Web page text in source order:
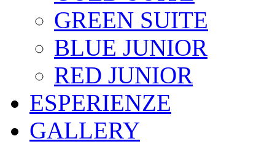
GREEN SUITE
BLUE JUNIOR
RED JUNIOR
ESPERIENZE
GALLERY